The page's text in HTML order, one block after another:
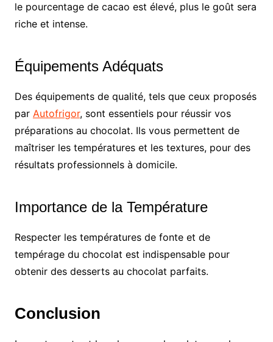
le pourcentage de cacao est élevé, plus le goût sera
riche et intense.
Équipements Adéquats
Des équipements de qualité, tels que ceux proposés
par Autofrigor, sont essentiels pour réussir vos
préparations au chocolat. Ils vous permettent de
maîtriser les températures et les textures, pour des
résultats professionnels à domicile.
Importance de la Température
Respecter les températures de fonte et de
tempérage du chocolat est indispensable pour
obtenir des desserts au chocolat parfaits.
Conclusion